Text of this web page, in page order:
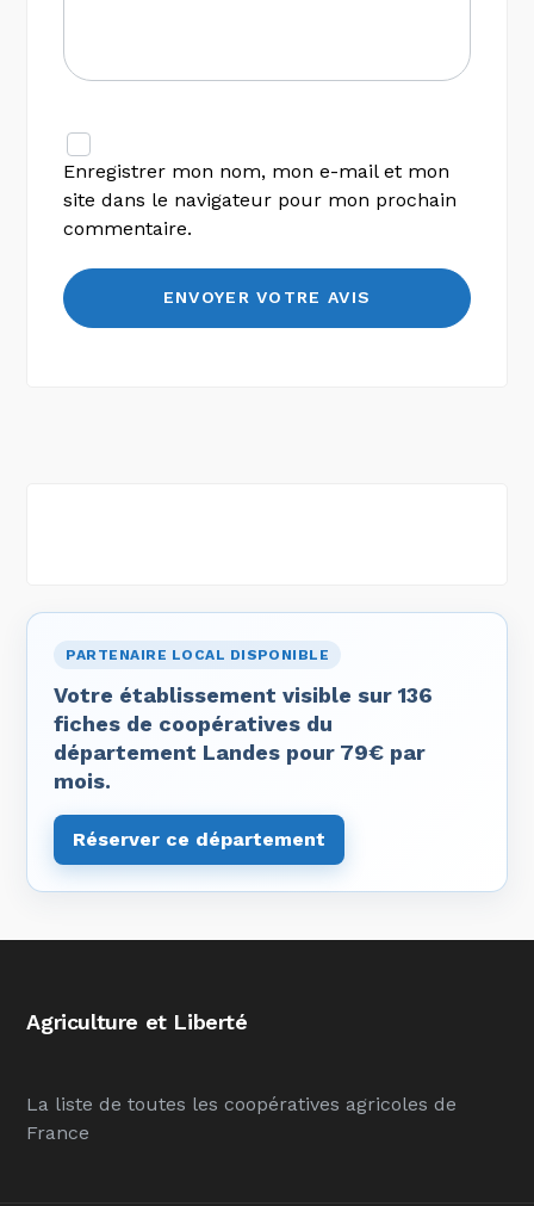
Enregistrer mon nom, mon e-mail et mon
site dans le navigateur pour mon prochain
commentaire.
PARTENAIRE LOCAL DISPONIBLE
Votre établissement visible sur 136
fiches de coopératives du
département Landes pour 79€ par
mois.
Réserver ce département
Agriculture et Liberté
La liste de toutes les coopératives agricoles de
France